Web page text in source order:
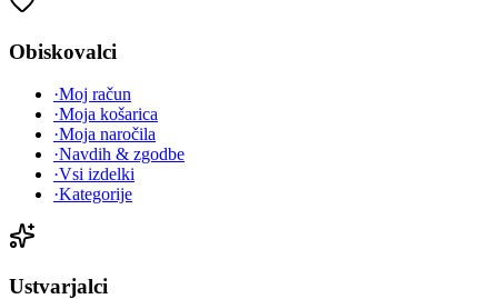
Obiskovalci
·Moj račun
·Moja košarica
·Moja naročila
·Navdih & zgodbe
·Vsi izdelki
·Kategorije
Ustvarjalci